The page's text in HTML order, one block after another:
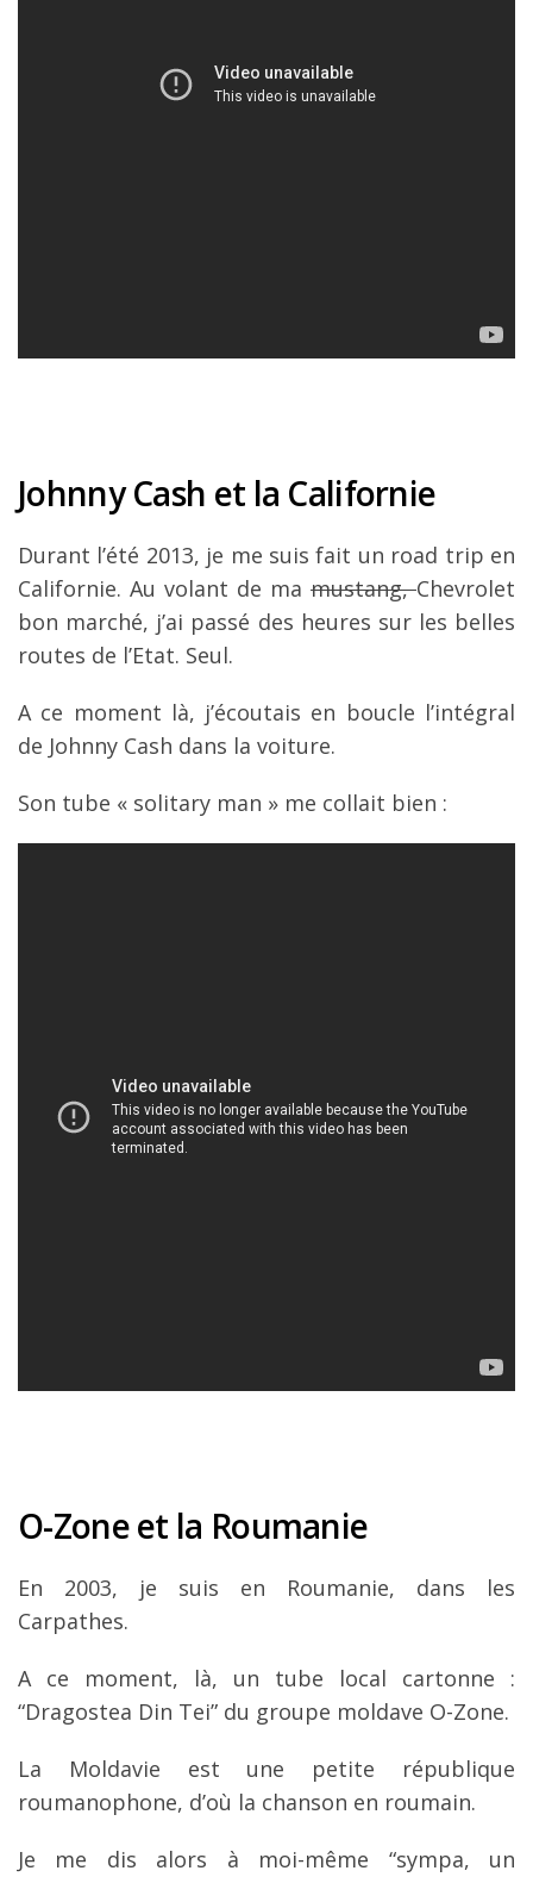
Johnny Cash et la Californie
Durant l’été 2013, je me suis fait un road trip en
Californie. Au volant de ma mustang,Chevrolet
bon marché, j’ai passé des heures sur les belles
routes de l’Etat. Seul.
A ce moment là, j’écoutais en boucle l’intégral
de Johnny Cash dans la voiture.
Son tube « solitary man » me collait bien :
O-Zone et la Roumanie
En 2003, je suis en Roumanie, dans les
Carpathes.
A ce moment, là, un tube local cartonne :
“Dragostea Din Tei” du groupe moldave O-Zone.
La Moldavie est une petite république
roumanophone, d’où la chanson en roumain.
Je me dis alors à moi-même “sympa, un